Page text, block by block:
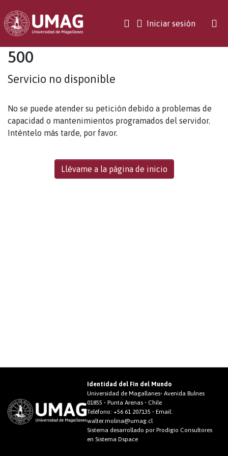
Iniciar sesión(current)
500
Servicio no disponible
No se puede atender su petición debido a problemas de
capacidad o mantenimientos programados del servidor.
Inténtelo más tarde, por favor.
Llévame a la página de inicio
Identidad del Fin del Mundo
Universidad de Magallanes• Avenida Bulnes
01855 • Punta Arenas • Chile
Teléfono:+56 61 207135 • Email:
walter.molina@umag.cl
Sistema desarrollado por Prodigio Consultores
en Sistema Dspace